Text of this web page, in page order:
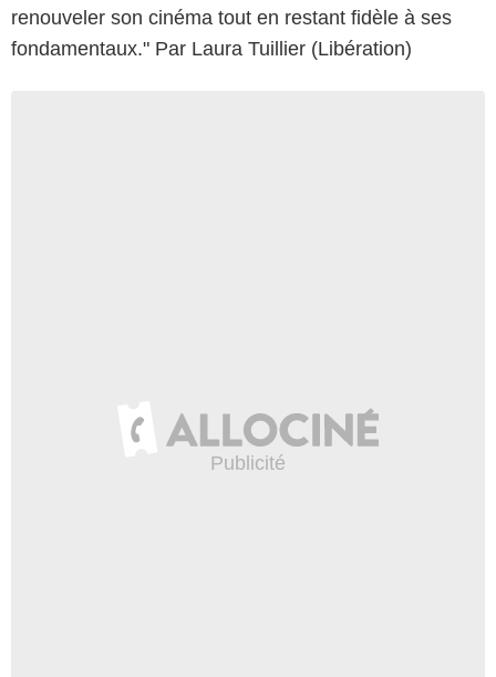
renouveler son cinéma tout en restant fidèle à ses
fondamentaux." Par Laura Tuillier (Libération)